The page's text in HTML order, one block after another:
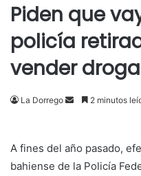
Piden que
policía
vender
La Dorrego
Send2 minutos
A fines del año pasado,
bahiense de la Policía